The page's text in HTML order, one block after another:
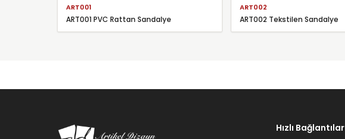
ART001
ART001 PVC Rattan Sandalye
ART002
ART002 Tekstilen Sandalye
Hızlı Bağlantılar